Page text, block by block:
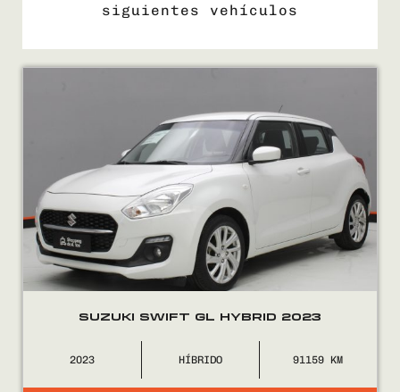
COMPRÁ
VENDÉ
FINANCIÁ
NOSOTROS
CONTACTO
siguientes vehículos
SUZUKI SWIFT GL HYBRID 2023
2023 HÍBRIDO 91159